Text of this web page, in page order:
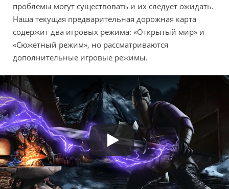
проблемы могут существовать и их следует ожидать.
Наша текущая предварительная дорожная карта
содержит два игровых режима: «Открытый мир» и
«Сюжетный режим», но рассматриваются
дополнительные игровые режимы.